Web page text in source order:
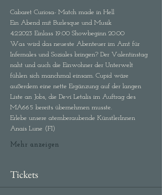
Cabaret Curiosa- Match made in Hell
Ein Abend mit Burlesque und Musik
4.2.2023 Einlass 19.00 Showbeginn 20.00
Was wird das neueste Abenteuer im Amt für
Infernales und Soziales bringen? Der Valentinstag
naht und auch die Einwohner der Unterwelt
fühlen sich manchmal einsam. Cupid wäre
außerdem eine nette Ergänzung auf der langen
Liste an Jobs, die Devi Letalis im Auftrag des
MA665 bereits übernehmen musste.
Erlebe unsere atemberaubende KünstlerInnen
Anais Lune (FI)
Mehr anzeigen
Tickets